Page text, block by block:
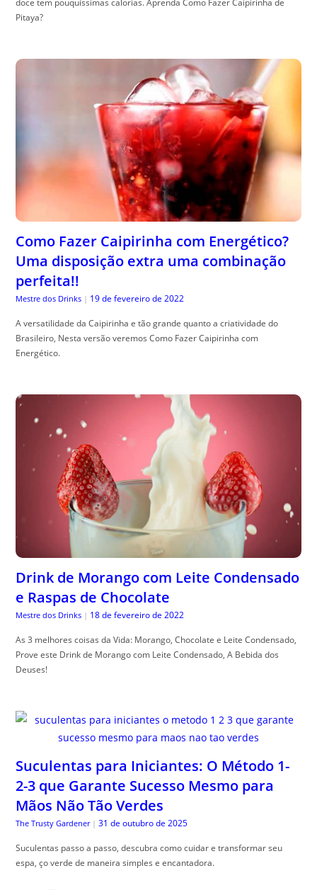
doce tem pouquíssimas calorias. Aprenda Como Fazer Caipirinha de
Pitaya?
Como Fazer Caipirinha com Energético?
Uma disposição extra uma combinação
perfeita!!
Mestre dos Drinks | 19 de fevereiro de 2022
A versatilidade da Caipirinha e tão grande quanto a criatividade do
Brasileiro, Nesta versão veremos Como Fazer Caipirinha com
Energético.
Drink de Morango com Leite Condensado
e Raspas de Chocolate
Mestre dos Drinks | 18 de fevereiro de 2022
As 3 melhores coisas da Vida: Morango, Chocolate e Leite Condensado,
Prove este Drink de Morango com Leite Condensado, A Bebida dos
Deuses!
Suculentas para Iniciantes: O Método 1-
2-3 que Garante Sucesso Mesmo para
Mãos Não Tão Verdes
The Trusty Gardener | 31 de outubro de 2025
Suculentas passo a passo, descubra como cuidar e transformar seu
espa, ço verde de maneira simples e encantadora.